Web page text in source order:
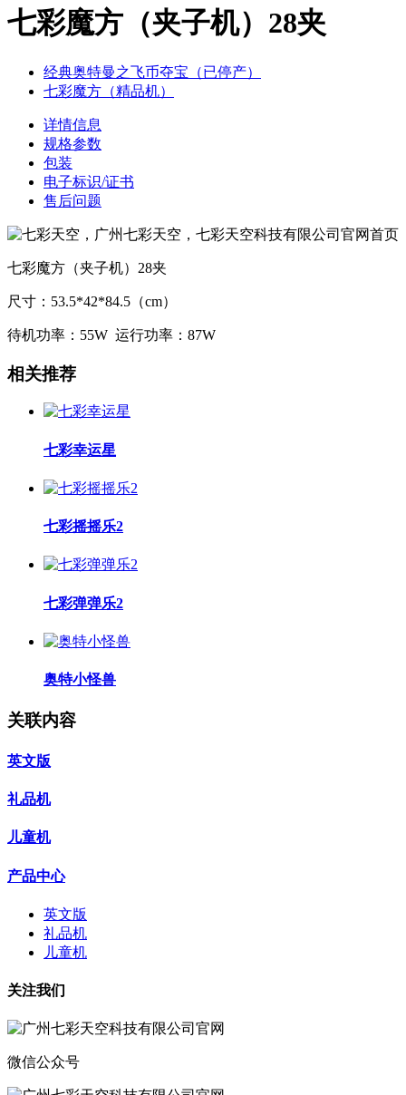
七彩魔方（夹子机）28夹
经典奥特曼之飞币夺宝（已停产）
七彩魔方（精品机）
详情信息
规格参数
包装
电子标识/证书
售后问题
七彩魔方（夹子机）28夹
尺寸：53.5*42*84.5（cm）
待机功率：55W 运行功率：87W
相关推荐
七彩幸运星
七彩摇摇乐2
七彩弹弹乐2
奥特小怪兽
关联内容
英文版
礼品机
儿童机
产品中心
英文版
礼品机
儿童机
关注我们
微信公众号